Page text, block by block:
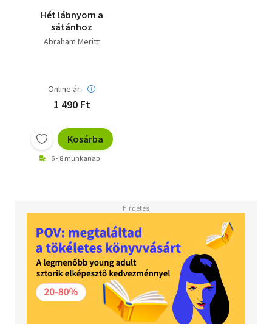
Hét lábnyom a
sátánhoz
Abraham Meritt
Online ár:
1 490 Ft
Kosárba
6 - 8 munkanap